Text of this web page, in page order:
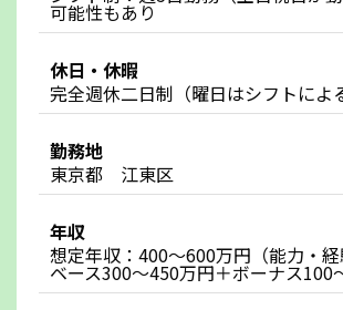
可能性もあり
休日・休暇
完全週休二日制（曜日はシフトによ
勤務地
東京都 江東区
年収
想定年収：400～600万円（能力・経
ベース300～450万円＋ボーナス100